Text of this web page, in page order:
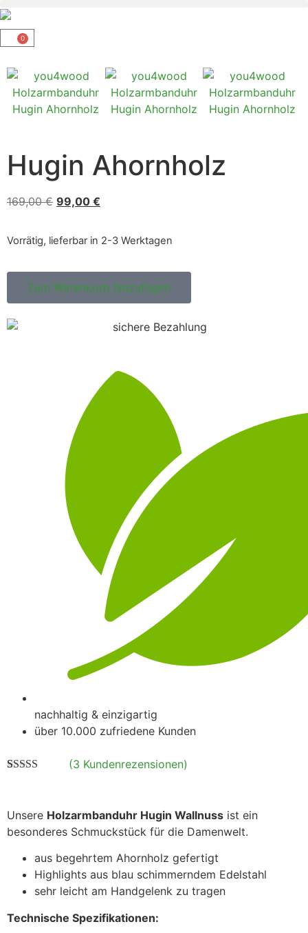
0
Hugin Ahornholz
169,00€ 99,00 €
Vorrätig, lieferbar in 2-3 Werktagen
Zum Warenkorb hinzufügen
nachhaltig & einzigartig
über 10.000 zufriedene Kunden
auf
(3 Kundenrezensionen)
Unsere Holzarmbanduhr Hugin Wallnuss ist ein
besonderes Schmuckstück für die Damenwelt.
aus begehrtem Ahornholz gefertigt
Highlights aus blau schimmerndem Edelstahl
sehr leicht am Handgelenk zu tragen
Technische Spezifikationen: